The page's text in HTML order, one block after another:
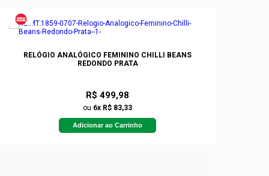
RELÓGIO ANALÓGICO FEMININO CHILLI BEANS
REDONDO PRATA
R$ 499,98
ou 6x R$ 83,33
Adicionar ao Carrinho